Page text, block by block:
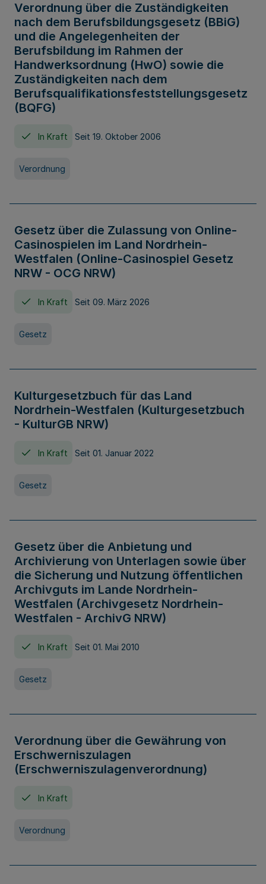
Verordnung über die Zuständigkeiten
nach dem Berufsbildungsgesetz (BBiG)
und die Angelegenheiten der
Berufsbildung im Rahmen der
Handwerksordnung (HwO) sowie die
Zuständigkeiten nach dem
Berufsqualifikationsfeststellungsgesetz
(BQFG)
In Kraft Seit 19. Oktober 2006
Verordnung
Gesetz über die Zulassung von Online-
Casinospielen im Land Nordrhein-
Westfalen (Online-Casinospiel Gesetz
NRW - OCG NRW)
In Kraft Seit 09. März 2026
Gesetz
Kulturgesetzbuch für das Land
Nordrhein-Westfalen (Kulturgesetzbuch
- KulturGB NRW)
In Kraft Seit 01. Januar 2022
Gesetz
Gesetz über die Anbietung und
Archivierung von Unterlagen sowie über
die Sicherung und Nutzung öffentlichen
Archivguts im Lande Nordrhein-
Westfalen (Archivgesetz Nordrhein-
Westfalen - ArchivG NRW)
In Kraft Seit 01. Mai 2010
Gesetz
Verordnung über die Gewährung von
Erschwerniszulagen
(Erschwerniszulagenverordnung)
In Kraft
Verordnung